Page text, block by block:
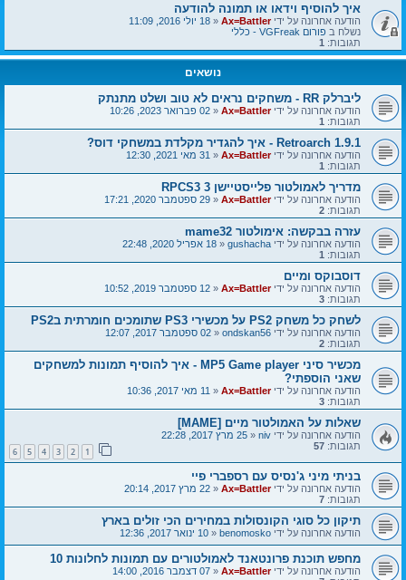
איך להוסיף וידאו או תמונה להודעה
הודעה אחרונה על ידי Ax=Battler
«18 יולי 2016, 11:09
נשלח בפורום VGFreak - כללי
תגובות: 1
נושאים
ליברלק RR - משחקים נראים לא טוב ושלט מתנתק
הודעה אחרונה על ידי Ax=Battler
«02 פברואר 2023, 10:26
תגובות: 1
Retroarch 1.9.1 - איך להגדיר מקלדת במשחקי דוס?
הודעה אחרונה על ידי Ax=Battler
«31 מאי 2021, 12:30
תגובות: 1
מדריך לאמולטור פלייסטיישן 3 RPCS3
הודעה אחרונה על ידי Ax=Battler
«29 ספטמבר 2020, 17:21
תגובות: 2
עזרה בבקשה: אימולטור mame32
הודעה אחרונה על ידי gushacha
«18 אפריל 2020, 22:48
תגובות: 1
דוסבוקס ומיים
הודעה אחרונה על ידי Ax=Battler
«12 ספטמבר 2019, 10:52
תגובות: 3
לשחק כל משחק PS2 על מכשירי PS3 שתומכים חומרתית בPS2
הודעה אחרונה על ידי ondskan56
«02 ספטמבר 2017, 12:07
תגובות: 2
מכשיר סיני MP5 Game player - איך להוסיף תמונות למשחקים
שאני הוספתי?
הודעה אחרונה על ידי Ax=Battler
«11 מאי 2017, 10:36
תגובות: 3
שאלות על האמולטור מיים [MAME]
הודעה אחרונה על ידי niv
«25 מרץ 2017, 22:28
תגובות: 57
2
3
4
5
6
בניתי מיני ג'נסיס עם רספברי פיי
הודעה אחרונה על ידי Ax=Battler
«22 מרץ 2017, 20:14
תגובות: 7
תיקון כל סוגי הקונסולות במחירים הכי זולים בארץ
הודעה אחרונה על ידי benomosko
«10 ינואר 2017, 12:36
מחפש תוכנת פרונטאנד לאמולטורים עם תמונות לחלונות 10
הודעה אחרונה על ידי Ax=Battler
«07 דצמבר 2016, 14:00